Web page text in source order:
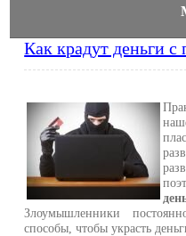
Как крадут деньги с
Злоумышленники
способы, чтобы украсть